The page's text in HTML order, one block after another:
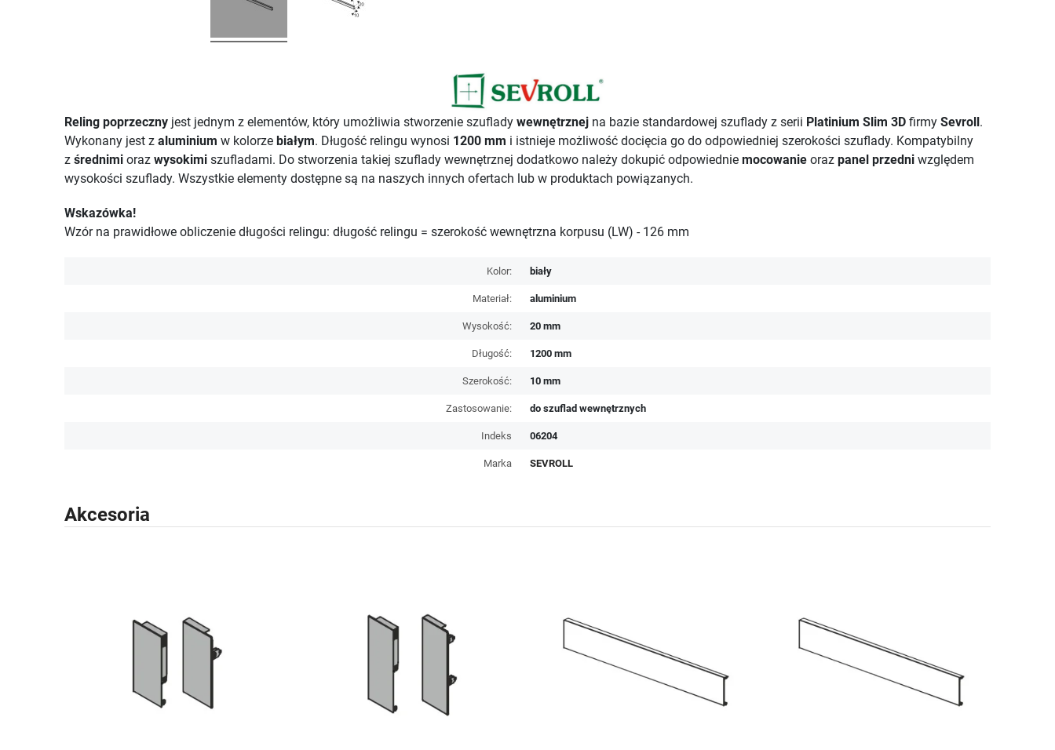
Reling poprzeczny jest jednym z elementów, który umożliwia stworzenie szuflady wewnętrznej na bazie standardowej szuflady z serii Platinium Slim 3D firmy Sevroll.
Wykonany jest z aluminium w kolorze białym. Długość relingu wynosi 1200 mm i istnieje możliwość docięcia go do odpowiedniej szerokości szuflady. Kompatybilny
z średnimi oraz wysokimi szufladami. Do stworzenia takiej szuflady wewnętrznej dodatkowo należy dokupić odpowiednie mocowanie oraz panel przedni względem
wysokości szuflady. Wszystkie elementy dostępne są na naszych innych ofertach lub w produktach powiązanych.
Wskazówka!
Wzór na prawidłowe obliczenie długości relingu: długość relingu = szerokość wewnętrzna korpusu (LW) - 126 mm
Kolor: biały
Materiał: aluminium
Wysokość: 20 mm
Długość: 1200 mm
Szerokość: 10 mm
Zastosowanie: do szuflad wewnętrznych
Indeks 06204
Marka SEVROLL
Akcesoria